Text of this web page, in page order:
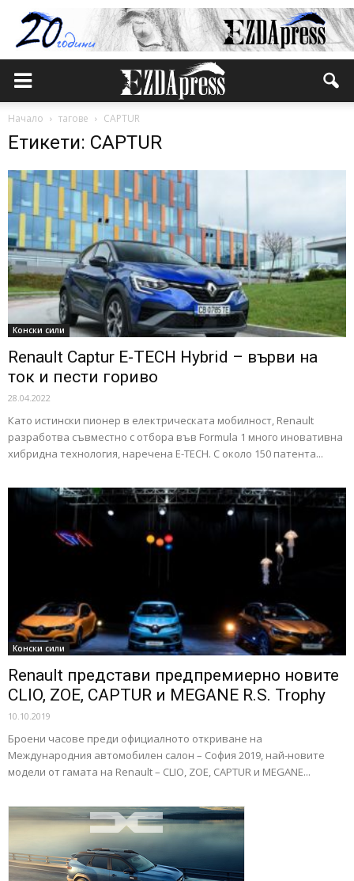
Начало тагове CAPTUR
Етикети: CAPTUR
Конски сили
Renault Captur E-TECH Hybrid – върви на
ток и пести гориво
28.04.2022
Като истински пионер в електрическата мобилност, Renault
разработва съвместно с отбора във Formula 1 много иновативна
хибридна технология, наречена E-TECH. С около 150 патента...
Конски сили
Renault представи предпремиерно новите
CLIO, ZOE, CAPTUR и MEGANE R.S. Trophy
10.10.2019
Броени часове преди официалното откриване на
Международния автомобилен салон – София 2019, най-новите
модели от гамата на Renault – CLIO, ZOE, CAPTUR и MEGANE...